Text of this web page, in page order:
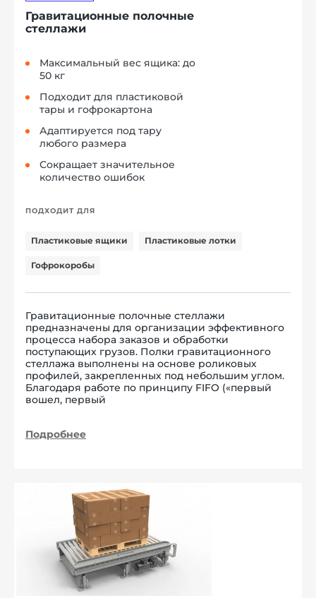
Гравитационные полочные
стеллажи
Максимальный вес ящика: до
50 кг
Подходит для пластиковой
тары и гофрокартона
Адаптируется под тару
любого размера
Сокращает значительное
количество ошибок
ПОДХОДИТ ДЛЯ
Пластиковые ящики Пластиковые лотки
Гофрокоробы
Гравитационные полочные стеллажи
предназначены для организации эффективного
процесса набора заказов и обработки
поступающих грузов. Полки гравитационного
стеллажа выполнены на основе роликовых
профилей, закрепленных под небольшим углом.
Благодаря работе по принципу FIFO («первый
вошел, первый
Подробнее